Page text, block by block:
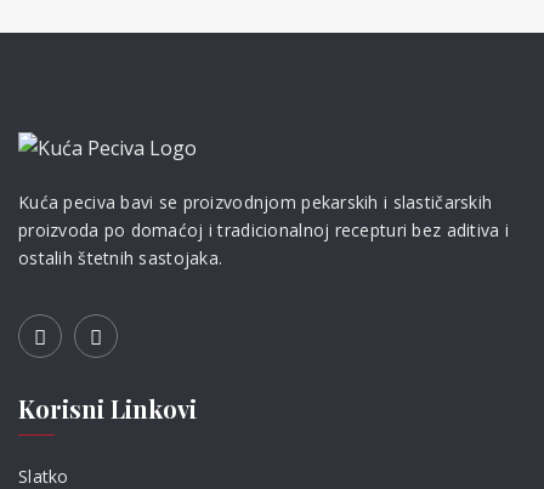
Kuća peciva bavi se proizvodnjom pekarskih i slastičarskih
proizvoda po domaćoj i tradicionalnoj recepturi bez aditiva i
ostalih štetnih sastojaka.
Korisni Linkovi
Slatko